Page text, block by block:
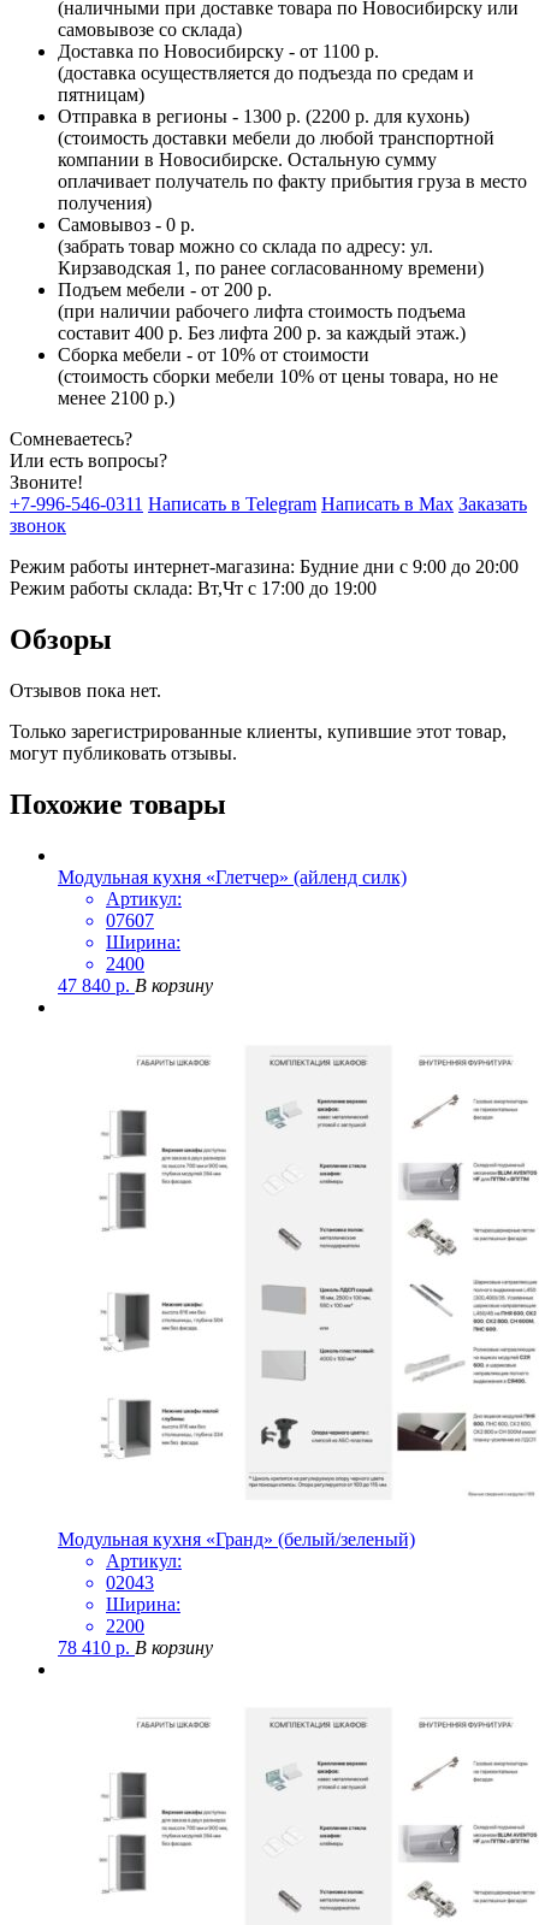
(наличными при доставке товара по Новосибирску или
самовывозе со склада)
Доставка по Новосибирску - от 1100 р.
(доставка осуществляется до подъезда по средам и
пятницам)
Отправка в регионы - 1300 р. (2200 р. для кухонь)
(стоимость доставки мебели до любой транспортной
компании в Новосибирске. Остальную сумму
оплачивает получатель по факту прибытия груза в место
получения)
Самовывоз - 0 р.
(забрать товар можно со склада по адресу: ул.
Кирзаводская 1, по ранее согласованному времени)
Подъем мебели - от 200 р.
(при наличии рабочего лифта стоимость подъема
составит 400 р. Без лифта 200 р. за каждый этаж.)
Сборка мебели - от 10% от стоимости
(стоимость сборки мебели 10% от цены товара, но не
менее 2100 р.)
Сомневаетесь?
Или есть вопросы?
Звоните!
+7-996-546-0311 Написать в Telegram Написать в Max Заказать
звонок
Режим работы интернет-магазина: Будние дни с 9:00 до 20:00
Режим работы склада: Вт,Чт с 17:00 до 19:00
Обзоры
Отзывов пока нет.
Только зарегистрированные клиенты, купившие этот товар,
могут публиковать отзывы.
Похожие товары
Модульная кухня «Глетчер» (айленд силк)
Артикул:
07607
Ширина:
2400
47 840 р. В корзину
Модульная кухня «Гранд» (белый/зеленый)
Артикул:
02043
Ширина:
2200
78 410 р. В корзину